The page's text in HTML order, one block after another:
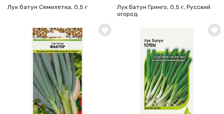
Лук батун Семилетка, 0,5 г
Лук Батун Гринго, 0,5 г, Русский
огород.